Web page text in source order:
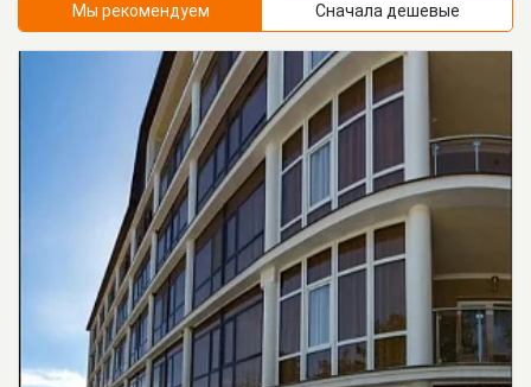
Мы рекомендуем Сначала дешевые